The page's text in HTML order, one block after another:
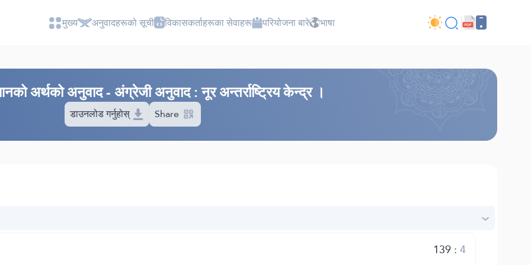
मुख्य अनुवादहरूको सूची विकासकर्ताहरूका सेवाहरू परियोजना बारे भाषा
अर्थको अनुवाद - अंग्रेजी अनुवाद : नूर अन्तर्राष्ट्रिय केन्द्र ।
डाउनलोड गर्नुहोस् Share
139:4